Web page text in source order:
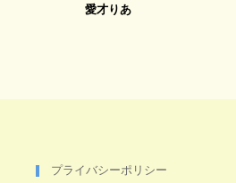
愛才りあ
プライバシーポリシー